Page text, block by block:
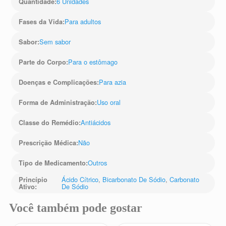
(gases), distensão gástrica (soluço; refluxo), cólicas
ventre) ou diarreia
Fases da Vida:Para adultos
Sabor:Sem sabor
Parte do Corpo:Para o estômago
Doenças e Complicações:Para azia
Forma de Administração:Uso oral
Classe do Remédio:Antiácidos
Prescrição Médica:Não
Tipo de Medicamento:Outros
Princípio
Ativo:
Ácido Cítrico, Bicarbonato De Sódio,Carbonato
De Sódio
Você também pode gostar